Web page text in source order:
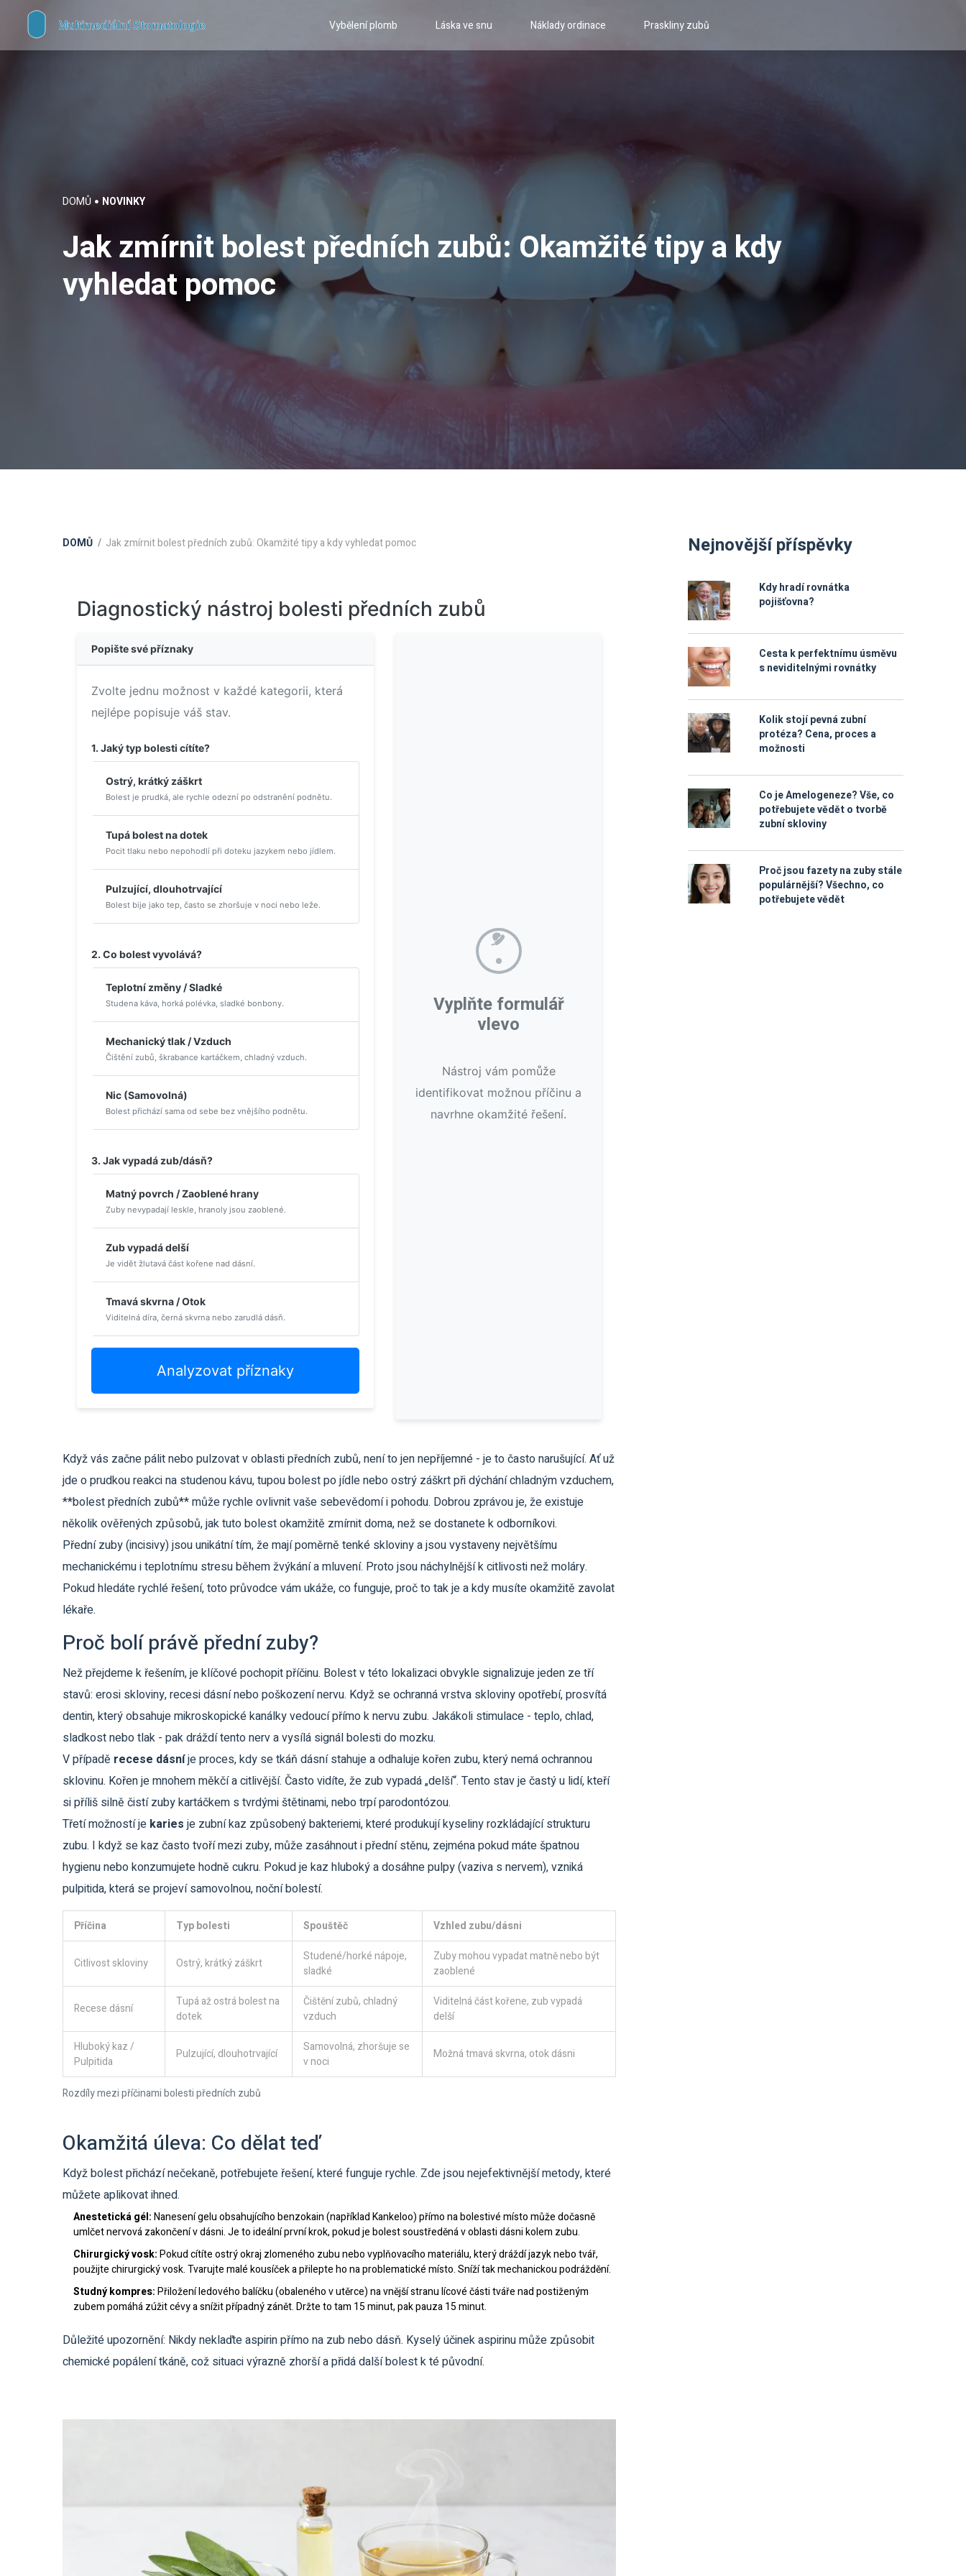
Vybělení plomb Láska ve snu Náklady ordinace Praskliny zubů
DOMŮ NOVINKY
Jak zmírnit bolest předních zubů: Okamžité tipy a kdy
vyhledat pomoc
DOMŮ Jak zmírnit bolest předních zubů: Okamžité tipy a kdy vyhledat pomoc
Diagnostický nástroj bolesti předních zubů
Popište své příznaky
Zvolte jednu možnost v každé kategorii, která
nejlépe popisuje váš stav.
1. Jaký typ bolesti cítíte?
Ostrý, krátký záškrt
Bolest je prudká, ale rychle odezní po odstranění podnětu.
Tupá bolest na dotek
Pocit tlaku nebo nepohodlí při doteku jazykem nebo jídlem.
Pulzující, dlouhotrvající
Bolest bije jako tep, často se zhoršuje v noci nebo leže.
2. Co bolest vyvolává?
Teplotní změny / Sladké
Studena káva, horká polévka, sladké bonbony.
Mechanický tlak / Vzduch
Čištění zubů, škrabance kartáčkem, chladný vzduch.
Nic (Samovolná)
Bolest přichází sama od sebe bez vnějšího podnětu.
3. Jak vypadá zub/dásň?
Matný povrch / Zaoblené hrany
Zuby nevypadají leskle, hranoly jsou zaoblené.
Zub vypadá delší
Je vidět žlutavá část kořene nad dásní.
Tmavá skvrna / Otok
Viditelná díra, černá skvrna nebo zarudlá dásň.
Analyzovat příznaky
Vyplňte formulář
vlevo
Nástroj vám pomůže
identifikovat možnou příčinu a
navrhne okamžité řešení.
Když vás začne pálit nebo pulzovat v oblasti předních zubů, není to jen nepříjemné - je to často narušující. Ať už
jde o prudkou reakci na studenou kávu, tupou bolest po jídle nebo ostrý záškrt při dýchání chladným vzduchem,
**bolest předních zubů** může rychle ovlivnit vaše sebevědomí i pohodu. Dobrou zprávou je, že existuje
několik ověřených způsobů, jak tuto bolest okamžitě zmírnit doma, než se dostanete k odborníkovi.
Přední zuby (incisivy) jsou unikátní tím, že mají poměrně tenké skloviny a jsou vystaveny největšímu
mechanickému i teplotnímu stresu během žvýkání a mluvení. Proto jsou náchylnější k citlivosti než moláry.
Pokud hledáte rychlé řešení, toto průvodce vám ukáže, co funguje, proč to tak je a kdy musíte okamžitě zavolat
lékaře.
Proč bolí právě přední zuby?
Než přejdeme k řešením, je klíčové pochopit příčinu. Bolest v této lokalizaci obvykle signalizuje jeden ze tří
stavů: erosi skloviny, recesi dásní nebo poškození nervu. Když se ochranná vrstva skloviny opotřebí, prosvítá
dentin, který obsahuje mikroskopické kanálky vedoucí přímo k nervu zubu. Jakákoli stimulace - teplo, chlad,
sladkost nebo tlak - pak dráždí tento nerv a vysílá signál bolesti do mozku.
V případě recese dásníjeproces, kdy se tkáň dásní stahuje a odhaluje kořen zubu, který nemá ochrannou
sklovinu. Kořen je mnohem měkčí a citlivější. Často vidíte, že zub vypadá „delší“. Tento stav je častý u lidí, kteří
si příliš silně čistí zuby kartáčkem s tvrdými štětinami, nebo trpí parodontózou.
Třetí možností je kariesje zubní kaz způsobený bakteriemi, které produkují kyseliny rozkládající strukturu
zubu. I když se kaz často tvoří mezi zuby, může zasáhnout i přední stěnu, zejména pokud máte špatnou
hygienu nebo konzumujete hodně cukru. Pokud je kaz hluboký a dosáhne pulpy (vaziva s nervem), vzniká
pulpitida, která se projeví samovolnou, noční bolestí.
Rozdíly mezi příčinami bolesti předních zubů
Příčina Typ bolesti Spouštěč Vzhled zubu/dásni
Citlivost skloviny Ostrý, krátký záškrt
Studené/horké nápoje,
sladké
Zuby mohou vypadat matně nebo být
zaoblené
Recese dásní
Tupá až ostrá bolest na
dotek
Čištění zubů, chladný
vzduch
Viditelná část kořene, zub vypadá
delší
Hluboký kaz /
Pulpitida
Pulzující, dlouhotrvající
Samovolná, zhoršuje se
v noci
Možná tmavá skvrna, otok dásni
Okamžitá úleva: Co dělat teď
Když bolest přichází nečekaně, potřebujete řešení, které funguje rychle. Zde jsou nejefektivnější metody, které
můžete aplikovat ihned.
Anestetická gél:Nanesení gelu obsahujícího benzokain (například Kankeloo) přímo na bolestivé místo může dočasně
umlčet nervová zakončení v dásni. Je to ideální první krok, pokud je bolest soustředěná v oblasti dásni kolem zubu.
Chirurgický vosk:Pokud cítíte ostrý okraj zlomeného zubu nebo vyplňovacího materiálu, který dráždí jazyk nebo tvář,
použijte chirurgický vosk. Tvarujte malé kousíček a přilepte ho na problematické místo. Sníží tak mechanickou podráždění.
Studný kompres:Přiložení ledového balíčku (obaleného v utěrce) na vnější stranu lícové části tváře nad postiženým
zubem pomáhá zúžit cévy a snížit případný zánět. Držte to tam 15 minut, pak pauza 15 minut.
Důležité upozornění: Nikdy neklaďte aspirin přímo na zub nebo dásň. Kyselý účinek aspirinu může způsobit
chemické popálení tkáně, což situaci výrazně zhorší a přidá další bolest k té původní.
Nejnovější příspěvky
Kdy hradí rovnátka
pojišťovna?
Cesta k perfektnímu úsměvu
s neviditelnými rovnátky
Kolik stojí pevná zubní
protéza? Cena, proces a
možnosti
Co je Amelogeneze? Vše, co
potřebujete vědět o tvorbě
zubní skloviny
Proč jsou fazety na zuby stále
populárnější? Všechno, co
potřebujete vědět